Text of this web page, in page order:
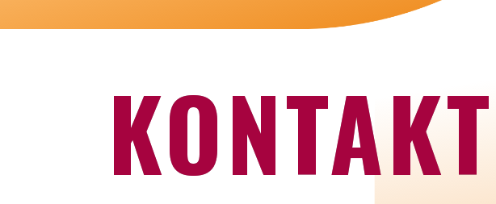
KONTAKT